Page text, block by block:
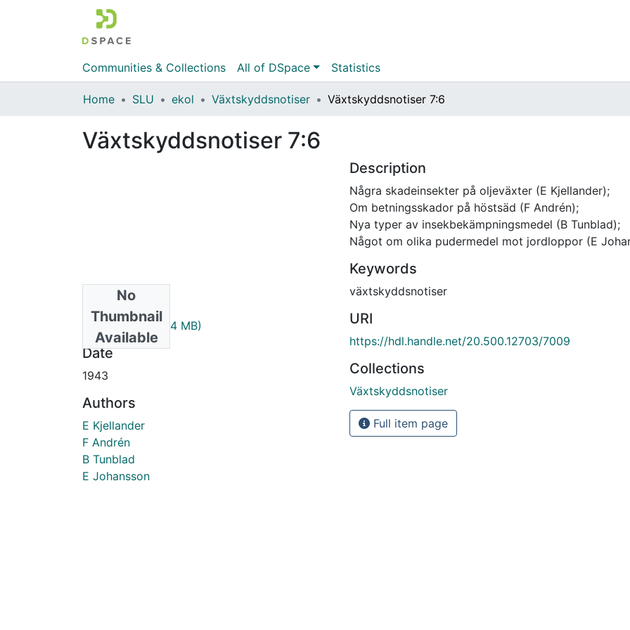
Communities & Collections All of DSpace Statistics
Home SLU ekol Växtskyddsnotiser Växtskyddsnotiser 7:6
Växtskyddsnotiser 7:6
No
Thumbnail
Available
1943_7_6.pdf(2.24 MB)
Date
1943
Authors
E Kjellander
F Andrén
B Tunblad
E Johansson
Description
Några skadeinsekter på oljeväxter (E Kjellander);
Om betningsskador på höstsäd (F Andrén);
Nya typer av insekbekämpningsmedel (B Tunblad);
Något om olika pudermedel mot jordloppor (E
Keywords
växtskyddsnotiser
URI
https://hdl.handle.net/20.500.12703/7009
Collections
Växtskyddsnotiser
Full item page